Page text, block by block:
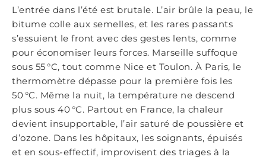
L’entrée dans l’été est brutale. L’air brûle la peau, le
bitume colle aux semelles, et les rares passants
s’essuient le front avec des gestes lents, comme
pour économiser leurs forces. Marseille suffoque
sous 55 °C, tout comme Nice et Toulon. À Paris, le
thermomètre dépasse pour la première fois les
50 °C. Même la nuit, la température ne descend
plus sous 40 °C. Partout en France, la chaleur
devient insupportable, l’air saturé de poussière et
d’ozone. Dans les hôpitaux, les soignants, épuisés
et en sous-effectif, improvisent des triages à la